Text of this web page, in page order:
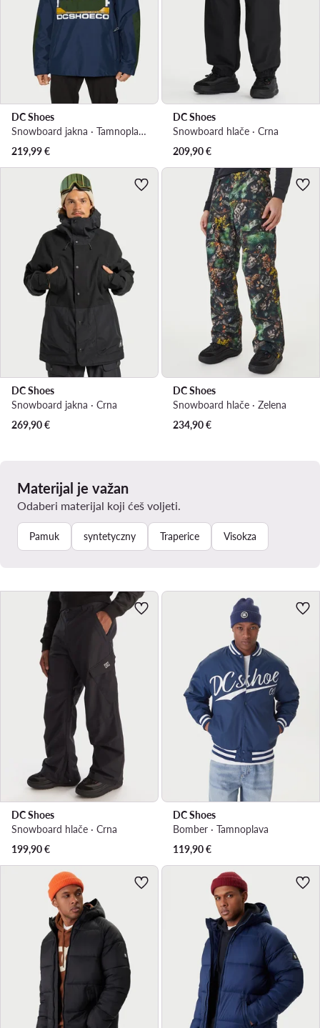
DC Shoes
Snowboard jakna · Tamnoplava
219,99€
DC Shoes
Snowboard hlače · Crna
209,90€
DC Shoes
Snowboard jakna · Crna
269,90€
DC Shoes
Snowboard hlače · Zelena
234,90€
Materijal je važan
Odaberi materijal koji ćeš voljeti.
Pamuk syntetyczny Traperice Visokza
DC Shoes
Snowboard hlače · Crna
199,90€
DC Shoes
Bomber · Tamnoplava
119,90€